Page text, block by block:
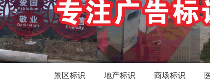
景区标识 地产标识 商场标识